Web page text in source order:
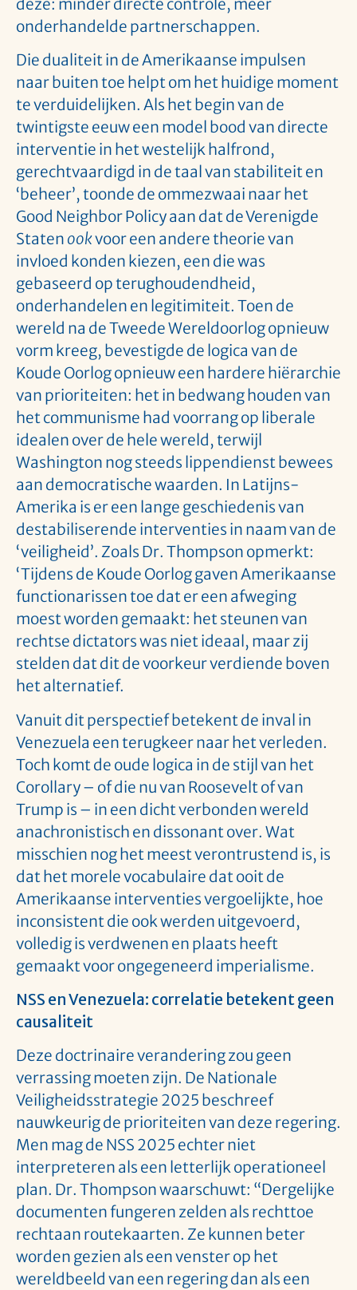
deze: minder directe controle, meer
onderhandelde partnerschappen.
Die dualiteit in de Amerikaanse impulsen
naar buiten toe helpt om het huidige moment
te verduidelijken. Als het begin van de
twintigste eeuw een model bood van directe
interventie in het westelijk halfrond,
gerechtvaardigd in de taal van stabiliteit en
‘beheer’, toonde de ommezwaai naar het
Good Neighbor Policy aan dat de Verenigde
Staten ookvoor een andere theorie van
invloed konden kiezen, een die was
gebaseerd op terughoudendheid,
onderhandelen en legitimiteit. Toen de
wereld na de Tweede Wereldoorlog opnieuw
vorm kreeg, bevestigde de logica van de
Koude Oorlog opnieuw een hardere hiërarchie
van prioriteiten: het in bedwang houden van
het communisme had voorrang op liberale
idealen over de hele wereld, terwijl
Washington nog steeds lippendienst bewees
aan democratische waarden. In Latijns-
Amerika is er een lange geschiedenis van
destabiliserende interventies in naam van de
‘veiligheid’. Zoals Dr. Thompson opmerkt:
‘Tijdens de Koude Oorlog gaven Amerikaanse
functionarissen toe dat er een afweging
moest worden gemaakt: het steunen van
rechtse dictators was niet ideaal, maar zij
stelden dat dit de voorkeur verdiende boven
het alternatief.
Vanuit dit perspectief betekent de inval in
Venezuela een terugkeer naar het verleden.
Toch komt de oude logica in de stijl van het
Corollary – of die nu van Roosevelt of van
Trump is – in een dicht verbonden wereld
anachronistisch en dissonant over. Wat
misschien nog het meest verontrustend is, is
dat het morele vocabulaire dat ooit de
Amerikaanse interventies vergoelijkte, hoe
inconsistent die ook werden uitgevoerd,
volledig is verdwenen en plaats heeft
gemaakt voor ongegeneerd imperialisme.
NSS en Venezuela: correlatie betekent geen
causaliteit
Deze doctrinaire verandering zou geen
verrassing moeten zijn. De Nationale
Veiligheidsstrategie 2025 beschreef
nauwkeurig de prioriteiten van deze regering.
Men mag de NSS 2025 echter niet
interpreteren als een letterlijk operationeel
plan. Dr. Thompson waarschuwt: “Dergelijke
documenten fungeren zelden als rechttoe
rechtaan routekaarten. Ze kunnen beter
worden gezien als een venster op het
wereldbeeld van een regering dan als een